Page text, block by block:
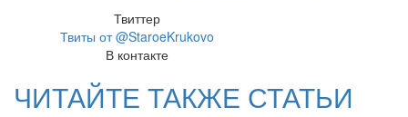
Твиттер
Твиты от @StaroeKrukovo
В контакте
ЧИТАЙТЕ ТАКЖЕ СТАТЬИ